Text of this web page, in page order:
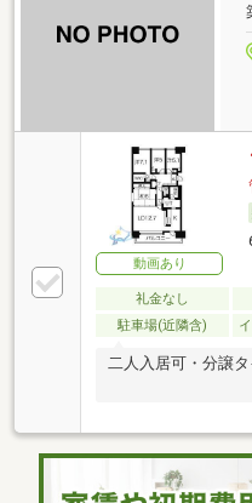
動画あり
礼金なし
駐車場(近隣含)
二人入居可・分譲